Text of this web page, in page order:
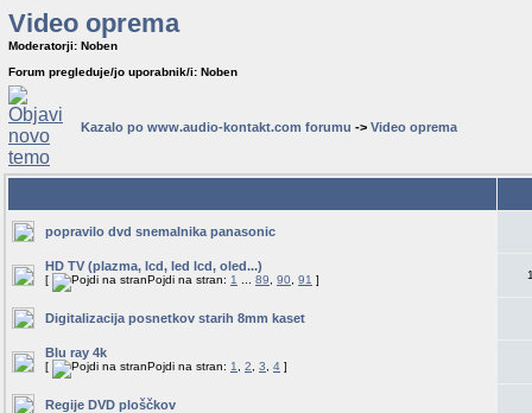
Video oprema
Moderatorji: Noben
Forum pregleduje/jo uporabnik/i: Noben
Kazalo po www.audio-kontakt.com forumu -> Video oprema
popravilo dvd snemalnika panasonic
HD TV (plazma, lcd, led lcd, oled...)
[ Pojdi na stran: 1 89 90 91 ]
Digitalizacija posnetkov starih 8mm kaset
Blu ray 4k
[ Pojdi na stran: 1 2 3 4 ]
Regije DVD ploščkov